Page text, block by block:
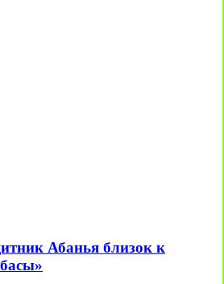
Абанья близок к